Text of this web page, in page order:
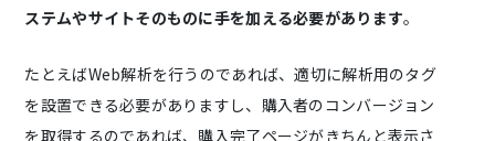
ステムやサイトそのものに手を加える必要があります。
たとえばWeb解析を行うのであれば、適切に解析用のタグ
を設置できる必要がありますし、購入者のコンバージョン
を取得するのであれば、購入完了ページがきちんと表示さ